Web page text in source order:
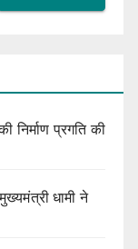
निर्माण प्रगति की
धामी ने